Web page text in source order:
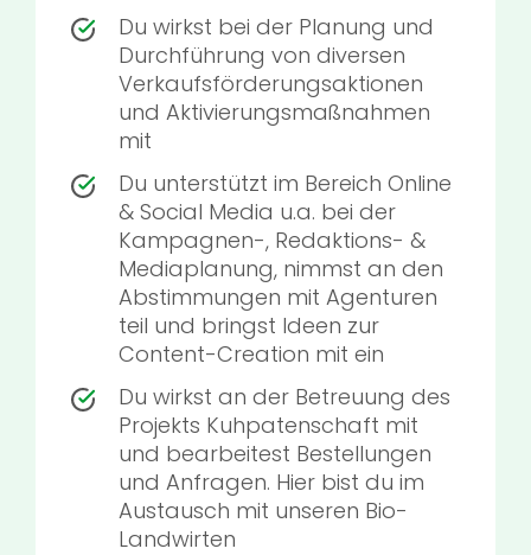
Du wirkst bei der Planung und
Durchführung von diversen
Verkaufsförderungsaktionen
und Aktivierungsmaßnahmen
mit
Du unterstützt im Bereich Online
& Social Media u.a. bei der
Kampagnen-, Redaktions- &
Mediaplanung, nimmst an den
Abstimmungen mit Agenturen
teil und bringst Ideen zur
Content-Creation mit ein
Du wirkst an der Betreuung des
Projekts Kuhpatenschaft mit
und bearbeitest Bestellungen
und Anfragen. Hier bist du im
Austausch mit unseren Bio-
Landwirten